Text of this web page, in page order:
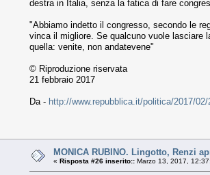
destra in Italia, senza la fatica di fare
"Abbiamo indetto il congresso, secondo le
vinca il migliore. Se qualcuno vuole lasciare
quella: venite, non andatevene"
© Riproduzione riservata
21 febbraio 2017
Da - http://www.repubblica.it/politica/2017/
MONICA RUBINO. Lingotto, Renzi
« Risposta #26 inserito:: Marzo 13, 2017,